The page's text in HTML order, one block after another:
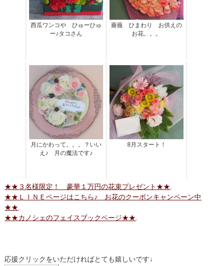
西瓜ワンコや ひゅーひゅ
ー♪タコさん
薔薇 ひまわり お供えの
お花。。。
月にかわって。。。？いい
え♪ 月の魔法です♪
8月スタート！
★★３名様限定！ 豪華１万円の花束プレゼント★★
★★ＬＩＮＥページはこちら♪ お花のクーポンキャンペーン中
★★
★★カノシェのフェイスブックページ★★
応援クリックをいただければとても嬉しいです↓